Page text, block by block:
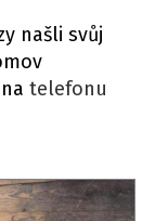
našli svůj
telefonu